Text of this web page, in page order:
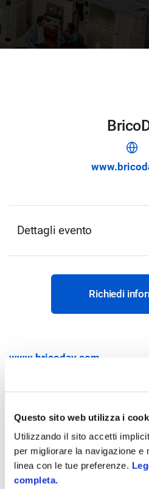
Questo sito web utilizza i
Utilizzando il sito accetti
per migliorare la navigazione e
linea con le tue preferenze.
completa.
www.bricoday.com
distribuzione
del bricolage.
Zucchetti presenta a Bricoday
Dettagli evento
Richiedi